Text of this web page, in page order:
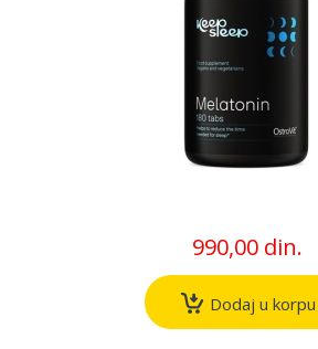
990,00 din.
Dodaj u korpu